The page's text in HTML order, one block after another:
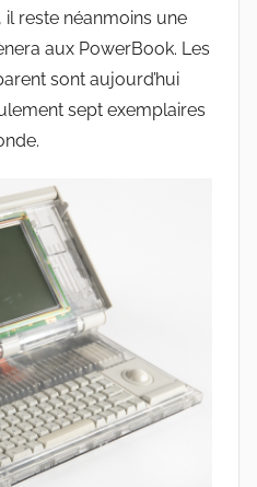
reste néanmoins une
aux PowerBook. Les
sont aujourd’hui
sept exemplaires